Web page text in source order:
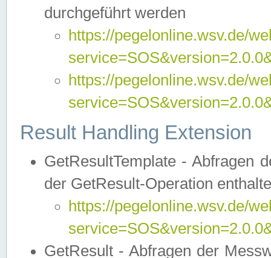
durchgeführt werden
https://pegelonline.wsv.de/
https://pegelonline.wsv.de/
Result Handling Extension
GetResultTemplate - Abfragen
der GetResult-Operation
https://pegelonline.wsv.de/
GetResult - Abfragen der